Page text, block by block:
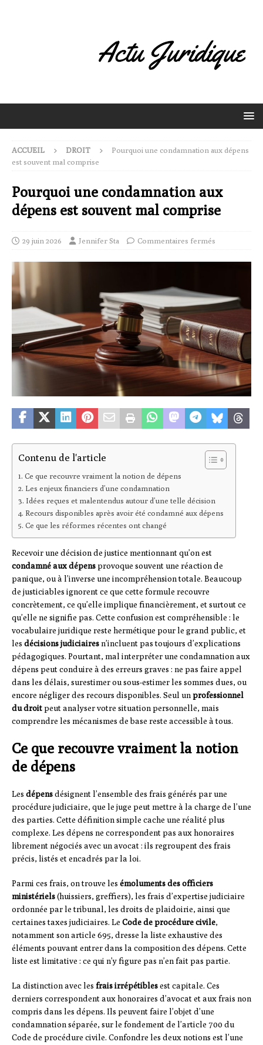
ACCUEIL DROIT
Pourquoi une condamnation aux dépens
est souvent mal comprise
Pourquoi une condamnation aux
dépens est souvent mal comprise
29 juin 2026 Jennifer Sta Commentaires fermés
Contenu de l'article
Ce que recouvre vraiment la notion de dépens
Les enjeux financiers d’une condamnation
Idées reçues et malentendus autour d’une telle décision
Recours disponibles après avoir été condamné aux dépens
Ce que les réformes récentes ont changé
Recevoir une décision de justice mentionnant qu’on est
condamné aux dépensprovoque souvent une réaction de
panique, ou à l’inverse une incompréhension totale. Beaucoup
de justiciables ignorent ce que cette formule recouvre
concrètement, ce qu’elle implique financièrement, et surtout ce
qu’elle ne signifie pas. Cette confusion est compréhensible : le
vocabulaire juridique reste hermétique pour le grand public, et
les décisions judiciairesn’incluent pas toujours d’explications
pédagogiques. Pourtant, mal interpréter une condamnation aux
dépens peut conduire à des erreurs graves : ne pas faire appel
dans les délais, surestimer ou sous-estimer les sommes dues, ou
encore négliger des recours disponibles. Seul unprofessionnel
du droitpeut analyser votre situation personnelle, mais
comprendre les mécanismes de base reste accessible à tous.
Ce que recouvre vraiment la notion
de dépens
Les dépensdésignent l’ensemble des frais générés par une
procédure judiciaire, que le juge peut mettre à la charge de l’une
des parties. Cette définition simple cache une réalité plus
complexe. Les dépens ne correspondent pas aux honoraires
librement négociés avec un avocat : ils regroupent des frais
précis, listés et encadrés par la loi.
Parmi ces frais, on trouve les émoluments des officiers
ministériels(huissiers, greffiers), les frais d’expertise judiciaire
ordonnée par le tribunal, les droits de plaidoirie, ainsi que
certaines taxes judiciaires. Le Code de procédure civile,
notamment son article 695, dresse la liste exhaustive des
éléments pouvant entrer dans la composition des dépens. Cette
liste est limitative : ce qui n’y figure pas n’en fait pas partie.
La distinction avec les frais irrépétiblesest capitale. Ces
derniers correspondent aux honoraires d’avocat et aux frais non
compris dans les dépens. Ils peuvent faire l’objet d’une
condamnation séparée, sur le fondement de l’article 700 du
Code de procédure civile. Confondre les deux notions est l’une